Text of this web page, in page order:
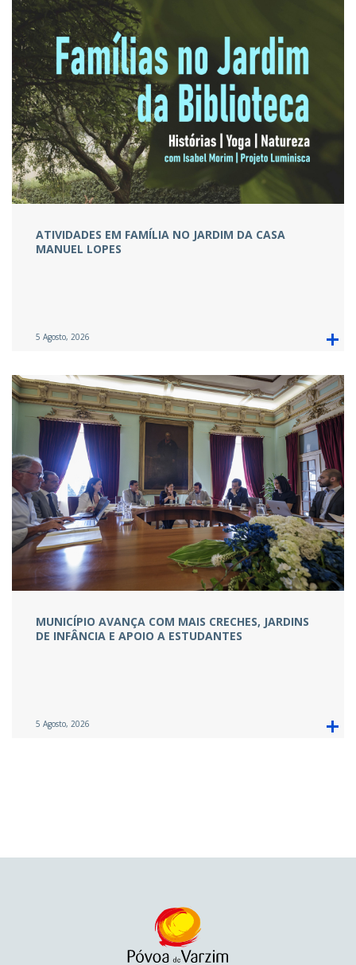
ATIVIDADES EM FAMÍLIA NO JARDIM DA CASA
MANUEL LOPES
5 Agosto, 2026
MUNICÍPIO AVANÇA COM MAIS CRECHES, JARDINS
DE INFÂNCIA E APOIO A ESTUDANTES
5 Agosto, 2026